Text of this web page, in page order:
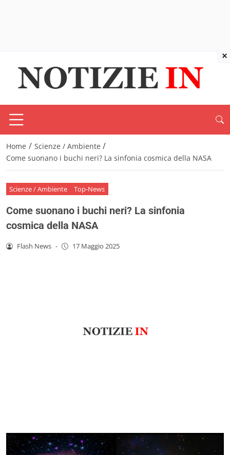
Home / Scienze / Ambiente /
Come suonano i buchi neri? La sinfonia cosmica della NASA
Scienze / Ambiente Top-News
Come suonano i buchi neri? La sinfonia
cosmica della NASA
Flash News - 17 Maggio 2025
×